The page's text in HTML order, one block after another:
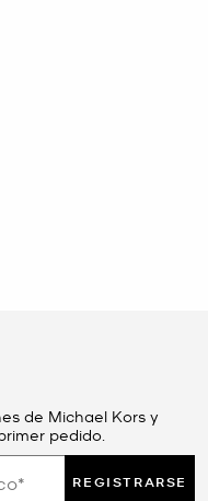
de Michael Kors y
pedido.
REGISTRARSE